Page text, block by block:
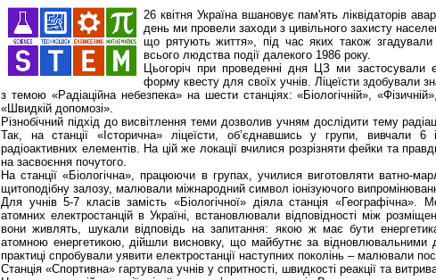
26 квітня Україна вшановує пам'ять ліквідаторів
день ми провели заходи з цивільного захисту
що рятують життя», під час яких також
всього людства події далекого 1986 року.
Цьогоріч при проведенні дня ЦЗ ми
форму квесту для своїх учнів. Ліцеїсти здобували
з темою «Радіаційна небезпека» на шести станціях: «Біологічній»,
«Швидкій допомозі».
Різнобічний підхід до висвітлення теми дозволив учням дослідити тему
Так, на станції «Історична» ліцеїсти, об’єднавшись у групи, вивчали 6
радіоактивних елементів. На цій же локації вчилися розрізняти фейки та
на засвоєння почутого.
На станції «Біологічна», працюючи в групах, училися виготовляти ватно-
щитоподібну залозу, малювали міжнародний символ іонізуючого
Для учнів 5-7 класів замість «Біологічної» діяла станція «Географічна».
атомних електростанцій в Україні, встановлювали відповідності між
вони живлять, шукали відповідь на запитання: якою ж має бути
атомною енергетикою, дійшли висновку, що майбутнє за
практиці спробували уявити електростанції наступних поколінь – малювали
Станція «Спортивна» гартувала учнів у спритності, швидкості реакції та